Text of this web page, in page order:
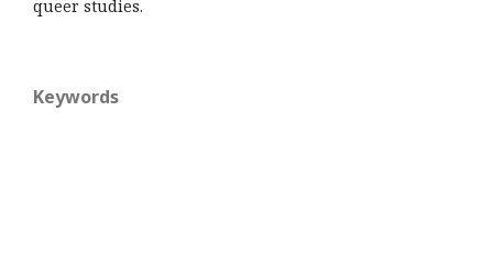
queer studies.
Keywords